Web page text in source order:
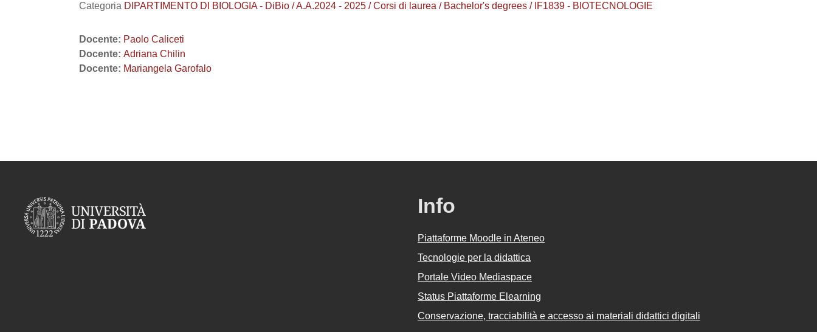
Categoria DIPARTIMENTO DI BIOLOGIA - DiBio / A.A.2024 - 2025 / Corsi di laurea / Bachelor's degrees / IF1839 - BIOTECNOLOGIE
Docente: Paolo Caliceti
Docente: Adriana Chilin
Docente: Mariangela Garofalo
Info
Piattaforme Moodle in Ateneo
Tecnologie per la didattica
Portale Video Mediaspace
Status Piattaforme Elearning
Conservazione, tracciabilità e accesso ai materiali didattici digitali